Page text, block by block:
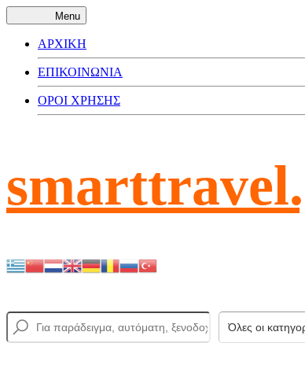
Menu
ΑΡΧΙΚΗ
ΕΠΙΚΟΙΝΩΝΙΑ
ΟΡΟΙ ΧΡΗΣΗΣ